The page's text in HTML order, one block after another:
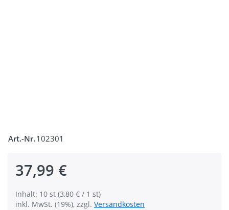
Art.-Nr. 102301
37,99 €
Inhalt: 10 st (3,80 € / 1 st)
inkl. MwSt. (19%), zzgl. Versandkosten